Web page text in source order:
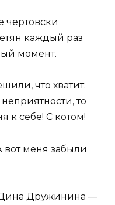
чертовски
каждый раз
момент.
что хватит.
то
к себе! С котом!
вот меня забыли
Дружинина —